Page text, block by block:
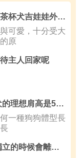
茶杯犬的選購知知識之茶杯犬吉娃娃外形特征
愛，十分受大
原
主人回家呢
史賓格犬能長多大 公犬的理想肩高是50.8厘米
一種狗狗體型長
狼和狗的區別 狼在能獨立的時候會離開母親